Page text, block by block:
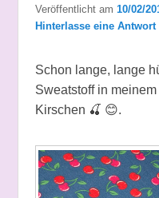
Veröffentlicht am 10/02/
Hinterlasse eine Antwort
Schon lange, lange
Sweatstoff in
Kirschen 🍒 😊.